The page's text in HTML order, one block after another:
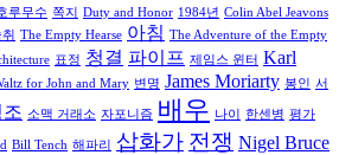
루무수 쪽지 Duty and Honor 1984년 Colin Abel Jeavons
The Empty Hearse 아침 The Adventure of the Empty
표정 청결 파이프 제임스 윈터 Karl
for John and Mary 변명 James Moriarty 봉인 서
소맥 거래소 자포니즘 배우 나이 한센병 평가
Bill Tench 해파리 삽화가 전쟁 Nigel Bruce